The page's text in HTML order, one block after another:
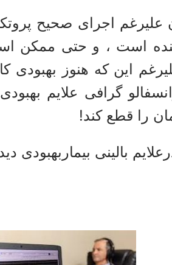
علیرغم اجرای صحیح
است ، و حتی ممکن
این که هنوز بهبودی
گرافی علایم
را قطع کند!
بالینی بیماربهبودی